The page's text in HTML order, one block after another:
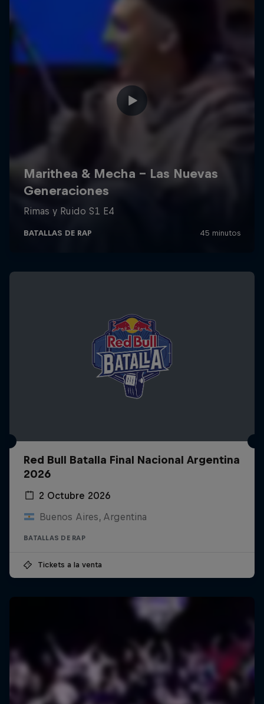
Red Bull Batalla Final Nacional Argentina
2026
2 Octubre 2026
Buenos Aires, Argentina
BATALLAS DE RAP
Tickets a la venta